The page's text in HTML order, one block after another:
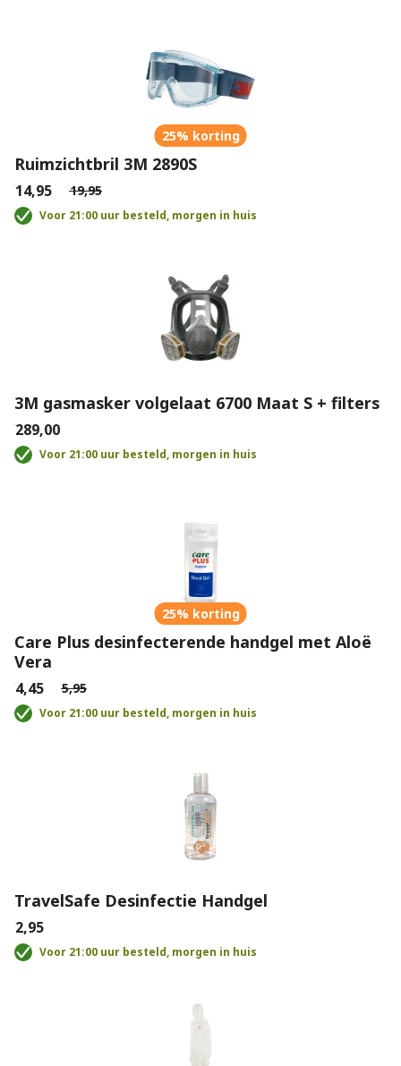
25% korting
Ruimzichtbril 3M 2890S
€14,95 €19,95
Voor 21:00 uur besteld, morgen in huis
3M gasmasker volgelaat 6700 Maat S + filters
€289,00
Voor 21:00 uur besteld, morgen in huis
25% korting
Care Plus desinfecterende handgel met Aloë
Vera
€4,45 €5,95
Voor 21:00 uur besteld, morgen in huis
TravelSafe Desinfectie Handgel
€2,95
Voor 21:00 uur besteld, morgen in huis